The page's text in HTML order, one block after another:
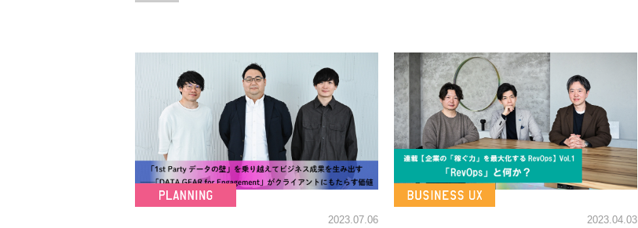
2023.07.06 2023.04.03